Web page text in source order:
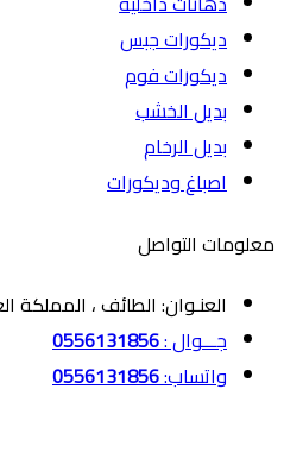
ديكورات جبس
ديكورات فوم
بديل الخشب
بديل الرخام
اصباغ وديكورات
معلومات التواصل
العنـوان: الطائف ، المملكة
جـــوال :0556131856
واتساب:0556131856